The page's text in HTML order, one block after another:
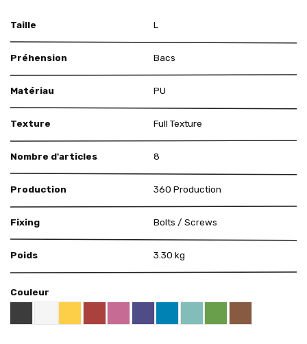
Taille L
Préhension Bacs
Matériau PU
Texture Full Texture
Nombre d'articles 8
Production 360 Production
Fixing Bolts / Screws
Poids 3.30 kg
Couleur
Black RAL 9005
WhiteYellow RAL 1018
Red RAL 3000
Pink RAL 4003
US Purple S4050 - R60B/M
Blue RAL 5015
Mint RAL 6027Brown RAL